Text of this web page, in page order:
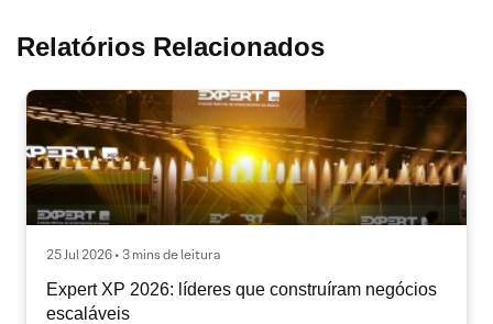
Relatórios Relacionados
25 Jul 2026 • 3 mins de leitura
Expert XP 2026: líderes que construíram negócios
escaláveis